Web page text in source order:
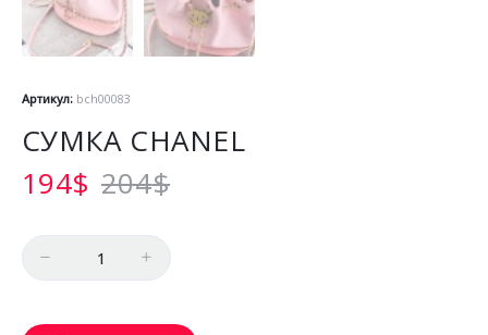
Артикул: bch00083
СУМКА CHANEL
204$
194$